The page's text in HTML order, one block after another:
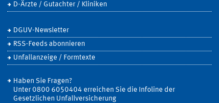
D-Ärzte / Gutachter / Kliniken
DGUV-Newsletter
RSS-Feeds abonnieren
Unfallanzeige / Formtexte
Haben Sie Fragen?
Unter 0800 6050404 erreichen Sie die Infoline der
Gesetzlichen Unfallversicherung